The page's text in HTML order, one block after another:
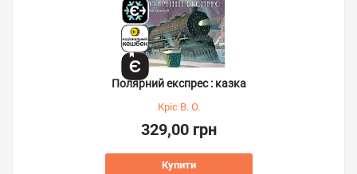
Полярний експрес : казка
Кріс В. О.
329,00 грн
Купити